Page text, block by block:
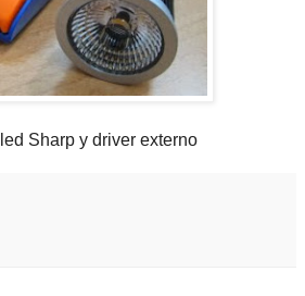
Sharp y driver externo